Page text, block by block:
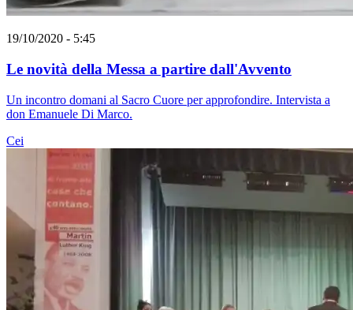
19/10/2020 - 5:45
Le novità della Messa a partire dall'Avvento
Un incontro domani al Sacro Cuore per approfondire. Intervista a
don Emanuele Di Marco.
Cei